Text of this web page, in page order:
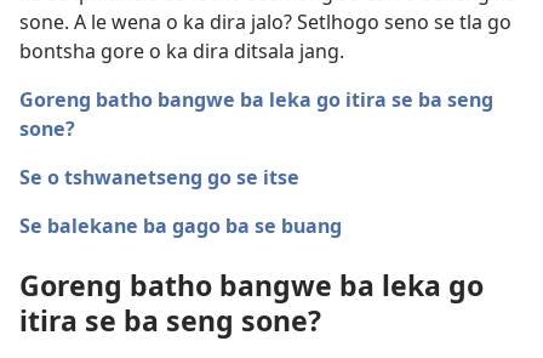
sone. A le wena o ka dira jalo? Setlhogo seno se tla go
bontsha gore o ka dira ditsala jang.
Goreng batho bangwe ba leka go itira se ba seng
sone?
Se o tshwanetseng go se itse
Se balekane ba gago ba se buang
Goreng batho bangwe ba leka go
itira se ba seng sone?